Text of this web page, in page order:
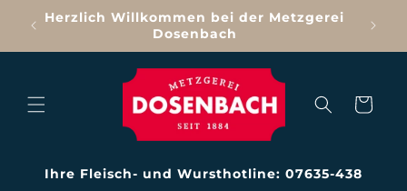
zumHerzlich Willkommen bei der Metzgerei
Dosenbach
Warenkorb
Ihre Fleisch- und Wursthotline: 07635-438